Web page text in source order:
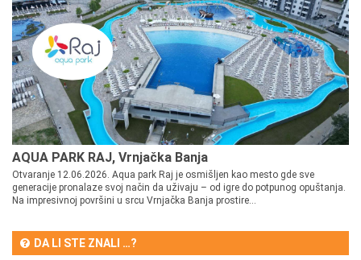
AQUA PARK RAJ, Vrnjačka Banja
Otvaranje 12.06.2026. Aqua park Raj je osmišljen kao mesto gde sve
generacije pronalaze svoj način da uživaju – od igre do potpunog opuštanja.
Na impresivnoj površini u srcu Vrnjačka Banja prostire...
DA LI STE ZNALI …?